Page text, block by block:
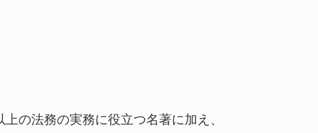
の法務の実務に役立つ名著に加え、